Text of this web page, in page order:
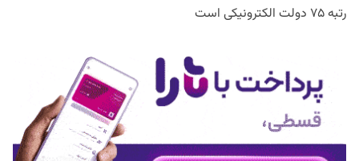
رتبه ۷۵ دولت الکترونیکی است